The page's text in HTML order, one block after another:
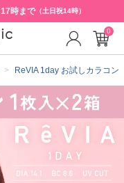
17時まで（土日祝14時）
ReVIA 1day お試しカラコン
0